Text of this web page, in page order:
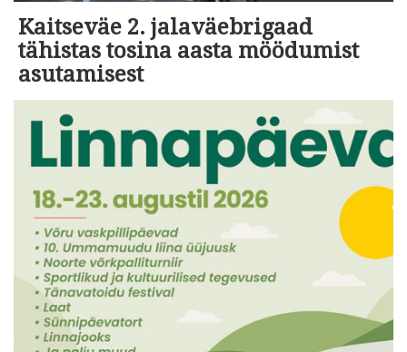
Kaitseväe 2. jalaväebrigaad
tähistas tosina aasta möödumist
asutamisest